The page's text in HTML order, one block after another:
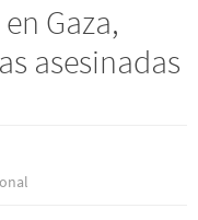
Gaza,
asesinadas